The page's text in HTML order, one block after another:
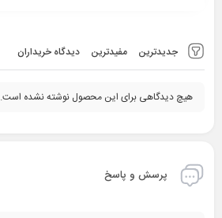
جدیدترین مفیدترین دیدگاه خریداران
هیچ دیدگاهی برای این محصول نوشته نشده است.
پرسش و پاسخ